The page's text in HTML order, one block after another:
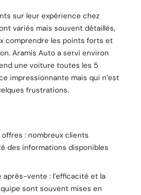
sur leur expérience chez
variés mais souvent détaillés,
comprendre les points forts et
Aramis Auto a servi environ
une voiture toutes les 5
impressionnante mais qui n’est
frustrations.
: nombreux clients
des informations disponibles
vente : l’efficacité et la
sont souvent mises en